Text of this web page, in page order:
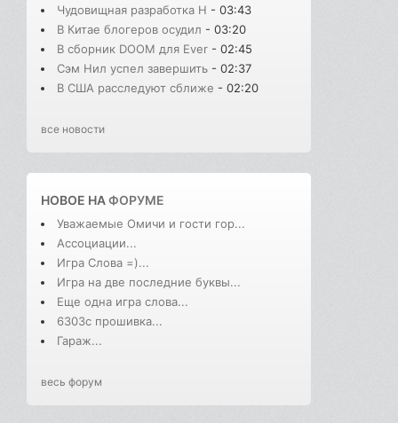
Чудовищная разработка H - 03:43
В Китае блогеров осудил - 03:20
В сборник DOOM для Ever - 02:45
Сэм Нил успел завершить - 02:37
В США расследуют сближе - 02:20
все новости
НОВОЕ НАФОРУМЕ
Уважаемые Омичи и гости гор...
Ассоциации...
Игра Слова =)...
Игра на две последние буквы...
Еще одна игра слова...
6303с прошивка...
Гараж...
весь форум